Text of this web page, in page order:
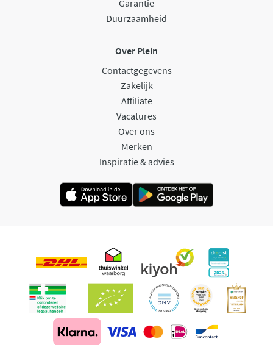
Garantie
Duurzaamheid
Over Plein
Contactgegevens
Zakelijk
Affiliate
Vacatures
Over ons
Merken
Inspiratie & advies